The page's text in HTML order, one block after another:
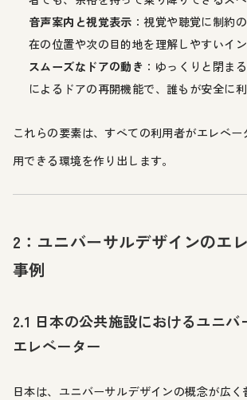
音声案内と視覚表示 ：視覚や聴覚に制約
在の位置や次の目的地を理解しやすいイン
スムーズなドアの動き ：ゆっくりと閉ま
によるドアの再開機能で、誰もが安全に利
これらの要素は、すべての利用者がエレベー
用できる環境を作り出します。
2：ユニバーサルデザインのエ
事例
2.1 日本の公共施設におけるユニバ
エレベーター
日本は、ユニバーサルデザインの概念が広く